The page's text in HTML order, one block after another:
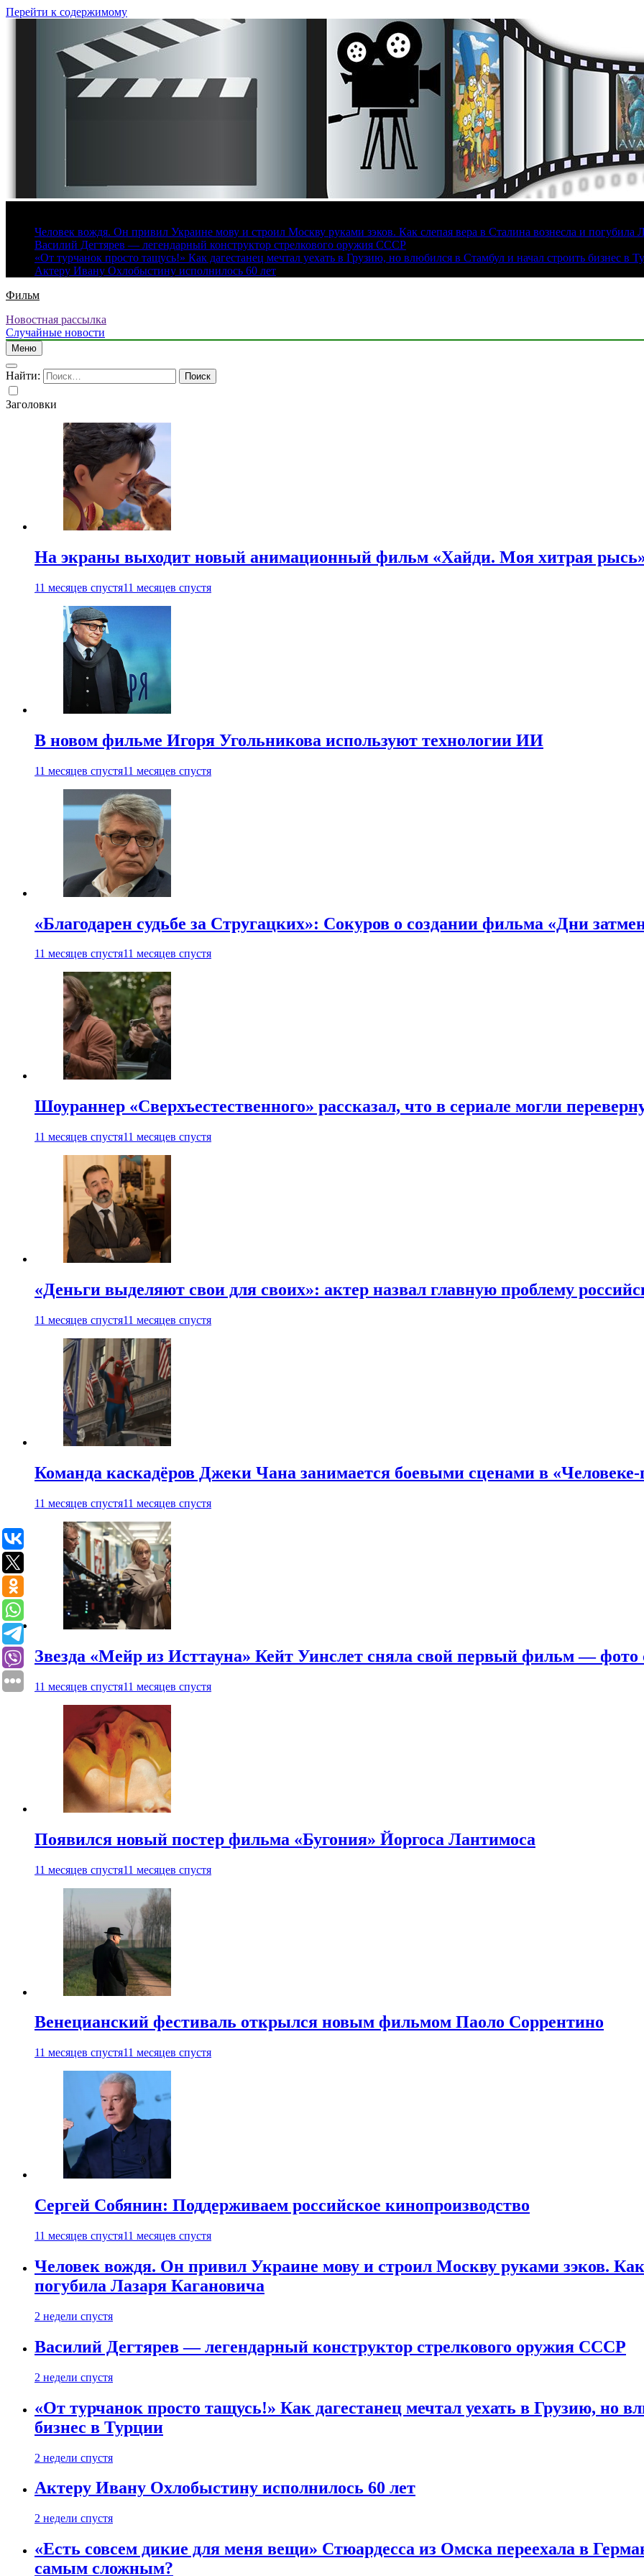
Перейти к содержимому
Человек вождя. Он привил Украине мову и строил Москву руками зэков. Как слепая вера в Сталина вознесла и погубила
Василий Дегтярев — легендарный конструктор стрелкового оружия СССР
«От турчанок просто тащусь!» Как дагестанец мечтал уехать в Грузию, но влюбился в Стамбул и начал строить бизнес в
Актеру Ивану Охлобыстину исполнилось 60 лет
Фильм
Новостная рассылка
Случайные новости
Меню
Найти:
Заголовки
На экраны выходит новый анимационный фильм «Хайди. Моя хитрая
11 месяцев спустя11 месяцев спустя
В новом фильме Игоря Угольникова используют технологии ИИ
11 месяцев спустя11 месяцев спустя
«Благодарен судьбе за Стругацких»: Сокуров о создании фильма «Дни
11 месяцев спустя11 месяцев спустя
Шоураннер «Сверхъестественного» рассказал, что в сериале могли
11 месяцев спустя11 месяцев спустя
«Деньги выделяют свои для своих»: актер назвал главную проблему
11 месяцев спустя11 месяцев спустя
Команда каскадёров Джеки Чана занимается боевыми сценами в «Человеке-
11 месяцев спустя11 месяцев спустя
Звезда «Мейр из Исттауна» Кейт Уинслет сняла свой первый фильм — фото
11 месяцев спустя11 месяцев спустя
Появился новый постер фильма «Бугония» Йоргоса Лантимоса
11 месяцев спустя11 месяцев спустя
Венецианский фестиваль открылся новым фильмом Паоло Соррентино
11 месяцев спустя11 месяцев спустя
Сергей Собянин: Поддерживаем российское кинопроизводство
11 месяцев спустя11 месяцев спустя
Человек вождя. Он привил Украине мову и строил Москву руками зэков.
погубила Лазаря Кагановича
2 недели спустя
Василий Дегтярев — легендарный конструктор стрелкового оружия СССР
2 недели спустя
«От турчанок просто тащусь!» Как дагестанец мечтал уехать в Грузию, но
бизнес в Турции
2 недели спустя
Актеру Ивану Охлобыстину исполнилось 60 лет
2 недели спустя
«Есть совсем дикие для меня вещи» Стюардесса из Омска переехала в
самым сложным?